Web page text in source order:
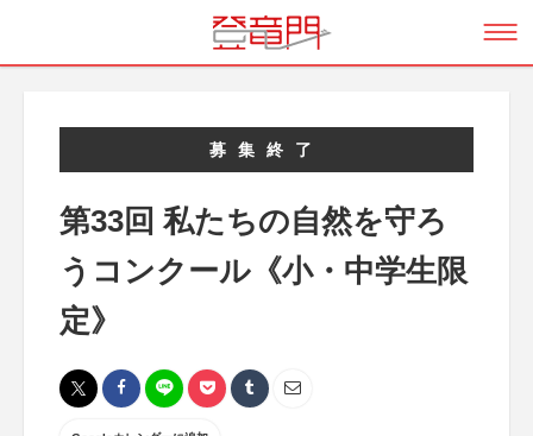
募集終了
第33回 私たちの自然を守ろ
うコンクール《小・中学生限
定》